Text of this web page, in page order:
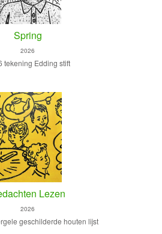
Spring
2026
tekening Edding stift
Lezen
2026
geschilderde houten lijst